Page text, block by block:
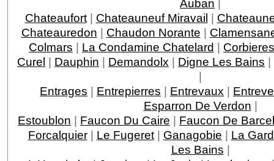
Auban |
Chateaufort| Chateauneuf Miravail |
Chateauredon | Chaudon Norante |
Colmars | La Condamine Chatelard | Corbieres
Curel | Dauphin | Demandolx | Digne Les Bains |
|
Entrages | Entrepierres | Entrevaux |
Esparron De Verdon |
Estoublon | Faucon Du Caire | Faucon De
Forcalquier| Le Fugeret| Ganagobie | La
Les Bains |